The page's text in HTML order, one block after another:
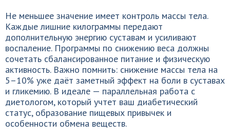
Не меньшее значение имеет контроль массы тела.
Каждые лишние килограммы передают
дополнительную энергию суставам и усиливают
воспаление. Программы по снижению веса должны
сочетать сбалансированное питание и физическую
активность. Важно помнить: снижение массы тела на
5–10% уже даёт заметный эффект на боли в суставах
и гликемию. В идеале — параллельная работа с
диетологом, который учтет ваш диабетический
статус, образование пищевых привычек и
особенности обмена веществ.